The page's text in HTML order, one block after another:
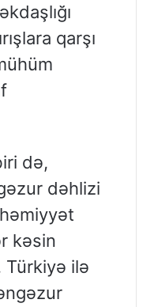
qarşı
də,
dəhlizi
kəsin
Türkiyə ilə